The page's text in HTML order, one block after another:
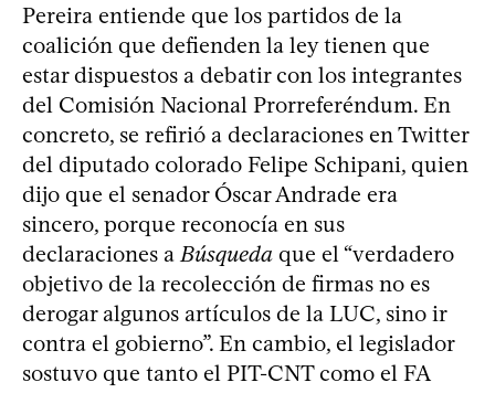
Pereira entiende que los partidos de la
coalición que defienden la ley tienen que
estar dispuestos a debatir con los integrantes
del Comisión Nacional Prorreferéndum. En
concreto, se refirió a declaraciones en Twitter
del diputado colorado Felipe Schipani, quien
dijo que el senador Óscar Andrade era
sincero, porque reconocía en sus
declaraciones a Búsqueda que el “verdadero
objetivo de la recolección de firmas no es
derogar algunos artículos de la LUC, sino ir
contra el gobierno”. En cambio, el legislador
sostuvo que tanto el PIT-CNT como el FA